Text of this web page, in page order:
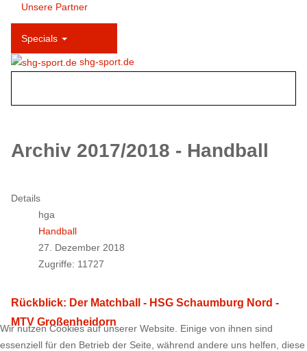
Unsere Partner
Specials
shg-sport.de
Archiv 2017/2018 - Handball
Details
hga
Handball
27. Dezember 2018
Zugriffe: 11727
Rückblick: Der Matchball - HSG Schaumburg Nord -
MTV Großenheidorn
Wir nutzen Cookies auf unserer Website. Einige von ihnen sind
essenziell für den Betrieb der Seite, während andere uns helfen, diese